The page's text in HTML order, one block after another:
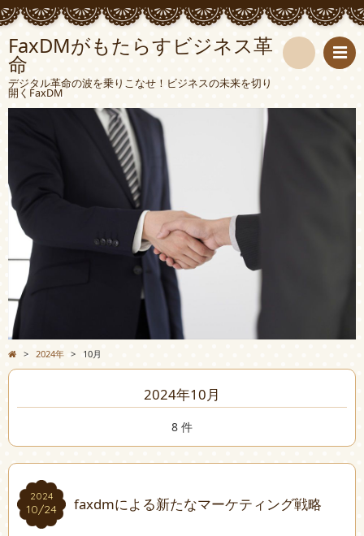
FaxDMがもたらすビジネス革
命
デジタル革命の波を乗りこなせ！ビジネスの未来を切り
開くFaxDM
> 2024年 > 10月
2024年10月
8 件
2024
10/24
2024
10/24 faxdmによる新たなマーケティング戦略